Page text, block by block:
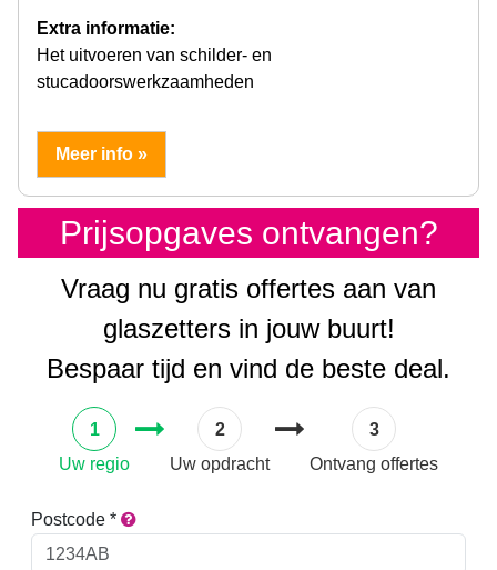
Extra informatie:
Het uitvoeren van schilder- en
stucadoorswerkzaamheden
Meer info »
Prijsopgaves ontvangen?
Vraag nu gratis offertes aan van
glaszetters in jouw buurt!
Bespaar tijd en vind de beste deal.